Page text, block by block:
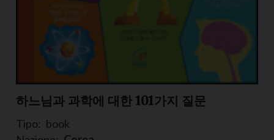
하느님과 과학에 대한 101가지 질문
Tipo: book